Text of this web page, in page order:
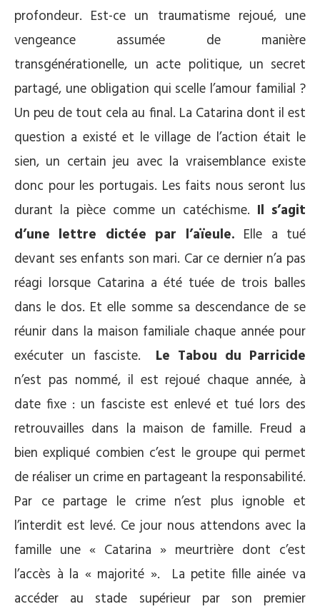
profondeur. Est-ce un traumatisme rejoué, une
vengeance assumée de manière
transgénérationelle, un acte politique, un secret
partagé, une obligation qui scelle l’amour familial ?
Un peu de tout cela au final. La Catarina dont il est
question a existé et le village de l’action était le
sien, un certain jeu avec la vraisemblance existe
donc pour les portugais. Les faits nous seront lus
durant la pièce comme un catéchisme. Il s’agit
d’une lettre dictée par l’aïeule. Elle a tué
devant ses enfants son mari. Car ce dernier n’a pas
réagi lorsque Catarina a été tuée de trois balles
dans le dos. Et elle somme sa descendance de se
réunir dans la maison familiale chaque année pour
exécuter un fasciste. Le Tabou du Parricide
n’est pas nommé, il est rejoué chaque année, à
date fixe : un fasciste est enlevé et tué lors des
retrouvailles dans la maison de famille. Freud a
bien expliqué combien c’est le groupe qui permet
de réaliser un crime en partageant la responsabilité.
Par ce partage le crime n’est plus ignoble et
l’interdit est levé. Ce jour nous attendons avec la
famille une « Catarina » meurtrière dont c’est
l’accès à la « majorité ». La petite fille ainée va
accéder au stade supérieur par son premier